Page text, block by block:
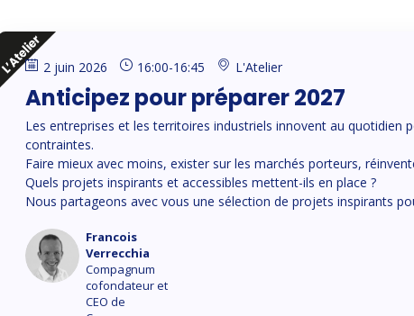
2 juin 2026 16:00-16:45 L'Atelier
Anticipez pour préparer 2027
Les entreprises et les territoires industriels innovent au quotidien
contraintes.
Faire mieux avec moins, exister sur les marchés porteurs,
Quels projets inspirants et accessibles mettent-ils en place ?
Nous partageons avec vous une sélection de projets inspirants
FV
Francois
Verrecchia
Compagnum
cofondateur et
CEO de